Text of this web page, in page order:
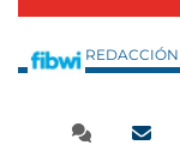
REDACCIÓN